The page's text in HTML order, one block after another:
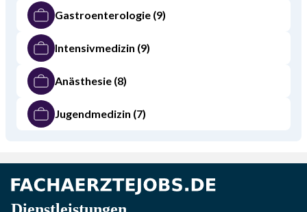
Gastroenterologie (9)
Intensivmedizin (9)
Anästhesie (8)
Jugendmedizin (7)